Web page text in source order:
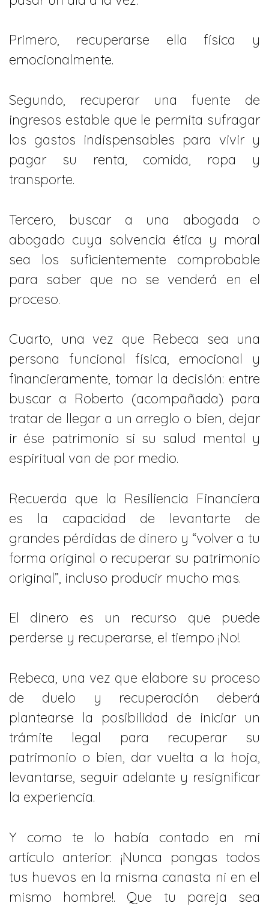
Primero, recuperarse ella física y
emocionalmente.
Segundo, recuperar una fuente de
ingresos estable que le permita sufragar
los gastos indispensables para vivir y
pagar su renta, comida, ropa y
transporte.
Tercero, buscar a una abogada o
abogado cuya solvencia ética y moral
sea los suficientemente comprobable
para saber que no se venderá en el
proceso.
Cuarto, una vez que Rebeca sea una
persona funcional física, emocional y
financieramente, tomar la decisión: entre
buscar a Roberto (acompañada) para
tratar de llegar a un arreglo o bien, dejar
ir ése patrimonio si su salud mental y
espiritual van de por medio.
Recuerda que la Resiliencia Financiera
es la capacidad de levantarte de
grandes pérdidas de dinero y “volver a tu
forma original o recuperar su patrimonio
original”, incluso producir mucho mas.
El dinero es un recurso que puede
perderse y recuperarse, el tiempo ¡No!.
Rebeca, una vez que elabore su proceso
de duelo y recuperación deberá
plantearse la posibilidad de iniciar un
trámite legal para recuperar su
patrimonio o bien, dar vuelta a la hoja,
levantarse, seguir adelante y resignificar
la experiencia.
Y como te lo había contado en mi
artículo anterior: ¡Nunca pongas todos
tus huevos en la misma canasta ni en el
mismo hombre!. Que tu pareja sea